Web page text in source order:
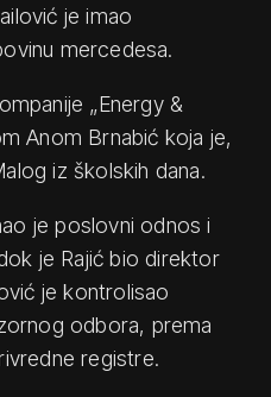
je imao
mercedesa.
„Energy &
Anom Brnabić koja je,
iz školskih dana.
je poslovni odnos i
je Rajić bio direktor
je kontrolisao
odbora, prema
registre.